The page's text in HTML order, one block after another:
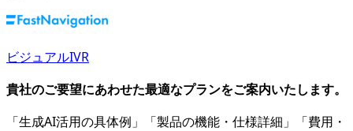
ビジュアルIVR
貴社のご要望にあわせた最適なプランをご案内いたします。
「生成AI活用の具体例」「製品の機能・仕様詳細」「費用・